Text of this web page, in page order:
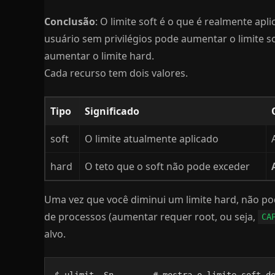
Conclusão: O limite soft é o que é realmente
usuário sem privilégios pode aumentar o limite
aumentar o limite hard.
Cada recurso tem dois valores.
Tipo Significado
soft O limite atualmente aplicado
hard O teto que o soft não pode exceder
Uma vez que você diminui um limite hard, não
de processos (aumentar requer root, ou seja,
alvo.